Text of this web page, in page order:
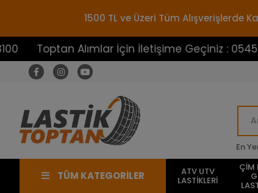
1500 TL ve Üzeri Tüm
Alımlar İçin İletişime Geçiniz : 05453883100
En
TÜM KATEGORİLER ATV UTV
LASTİKLERİ
ÇİM